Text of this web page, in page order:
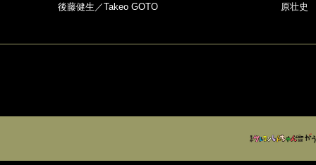
後藤健生／Takeo GOTO 原壮史